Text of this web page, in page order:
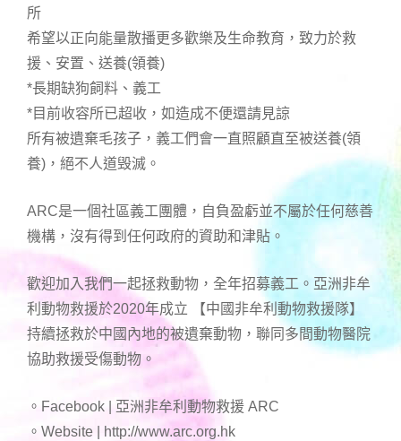
所
希望以正向能量散播更多歡樂及生命教育，致力於救
援、安置、送養(領養)
*長期缺狗飼料、義工
*目前收容所已超收，如造成不便還請見諒
所有被遺棄毛孩子，義工們會一直照顧直至被送養(領
養)，絕不人道毁滅。
ARC是一個社區義工團體，自負盈虧並不屬於任何慈善
機構，沒有得到任何政府的資助和津貼。
歡迎加入我們一起拯救動物，全年招募義工。亞洲非牟
利動物救援於2020年成立 【中國非牟利動物救援隊】
持續拯救於中國內地的被遺棄動物，聯同多間動物醫院
協助救援受傷動物。
。Facebook | 亞洲非牟利動物救援 ARC
。Website | http://www.arc.org.hk